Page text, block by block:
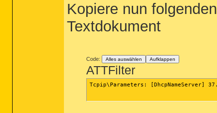
Kopiere nun
Textdokument
Code: Alles auswählen Aufklappen
ATTFilter
Tcpip\Parameters: [DhcpNameServer]